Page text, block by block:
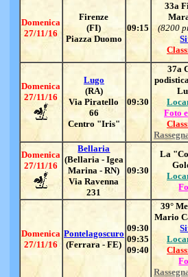
Domenica
27/11/16
Firenze
(FI)
Piazza Duomo
09:15
33a
(8200
Domenica
27/11/16
Lugo
(RA)
Via Piratello
66
Centro "Iris"
09:30
37a
Foto
Domenica
27/11/16
Bellaria
(Bellaria - Igea
Marina - RN)
Via Ravenna
231
09:30
La
Domenica
27/11/16
Pontelagoscuro
(Ferrara - FE)
09:30
09:35
09:40
39°
Mario